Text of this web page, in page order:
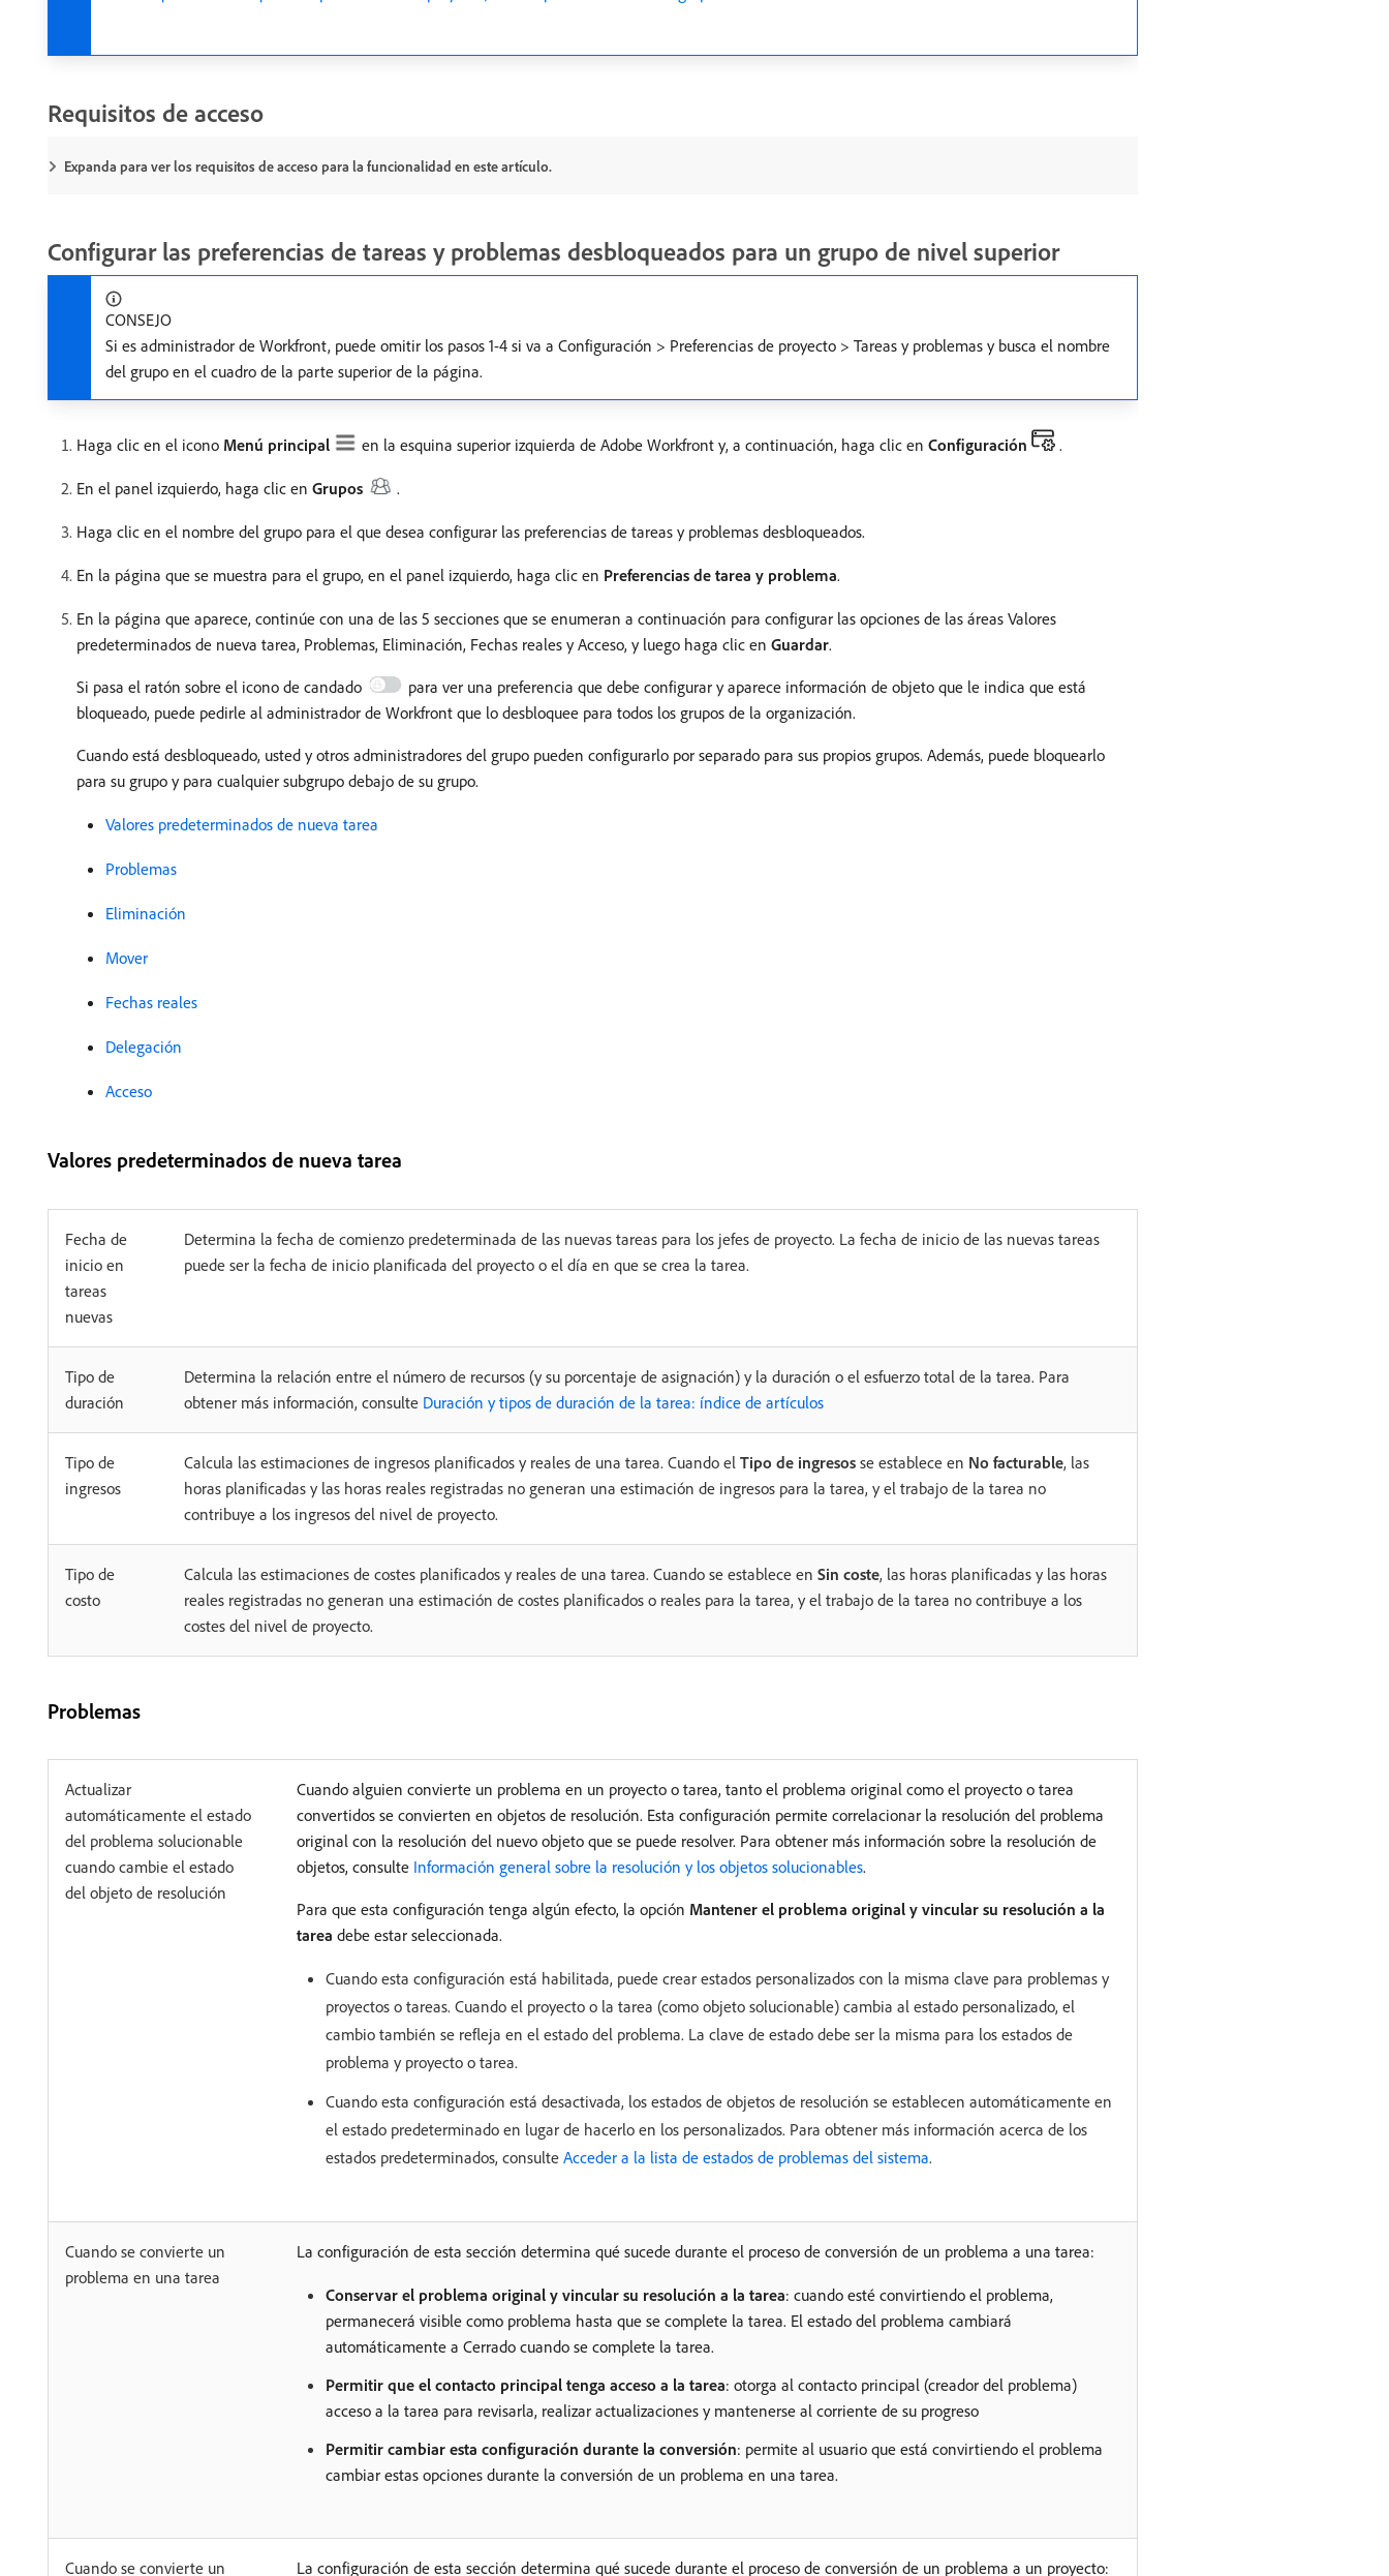
Requisitos de acceso
Expanda para ver los requisitos de acceso para la funcionalidad en este artículo.
Configurar las preferencias de tareas y problemas desbloqueados para un grupo de nivel superior
CONSEJO
Si es administrador de Workfront, puede omitir los pasos 1-4 si va a Configuración > Preferencias de proyecto > Tareas y problemas y busca el nombre
del grupo en el cuadro de la parte superior de la página.
Haga clic en el icono Menú principal en la esquina superior izquierda de Adobe Workfront y, a continuación, haga clic en Configuración .
En el panel izquierdo, haga clic en Grupos .
Haga clic en el nombre del grupo para el que desea configurar las preferencias de tareas y problemas desbloqueados.
En la página que se muestra para el grupo, en el panel izquierdo, haga clic en Preferencias de tarea y problema.
En la página que aparece, continúe con una de las 5 secciones que se enumeran a continuación para configurar las opciones de las áreas Valores
predeterminados de nueva tarea, Problemas, Eliminación, Fechas reales y Acceso, y luego haga clic en Guardar.
Si pasa el ratón sobre el icono de candado
para ver una preferencia que debe configurar y aparece información de objeto que le indica que está
bloqueado, puede pedirle al administrador de Workfront que lo desbloquee para todos los grupos de la organización.
Cuando está desbloqueado, usted y otros administradores del grupo pueden configurarlo por separado para sus propios grupos. Además, puede bloquearlo
para su grupo y para cualquier subgrupo debajo de su grupo.
Valores predeterminados de nueva tarea
Problemas
Eliminación
Mover
Fechas reales
Delegación
Acceso
Valores predeterminados de nueva tarea
Fecha de
inicio en
tareas
nuevas
Determina la fecha de comienzo predeterminada de las nuevas tareas para los jefes de proyecto. La fecha de inicio de las nuevas tareas
puede ser la fecha de inicio planificada del proyecto o el día en que se crea la tarea.
Tipo de
duración
Determina la relación entre el número de recursos (y su porcentaje de asignación) y la duración o el esfuerzo total de la tarea. Para
obtener más información, consulte Duración y tipos de duración de la tarea: índice de artículos
Tipo de
ingresos
Calcula las estimaciones de ingresos planificados y reales de una tarea. Cuando el Tipo de ingresos se establece en No facturable, las
horas planificadas y las horas reales registradas no generan una estimación de ingresos para la tarea, y el trabajo de la tarea no
contribuye a los ingresos del nivel de proyecto.
Tipo de
costo
Calcula las estimaciones de costes planificados y reales de una tarea. Cuando se establece en Sin coste, las horas planificadas y las horas
reales registradas no generan una estimación de costes planificados o reales para la tarea, y el trabajo de la tarea no contribuye a los
costes del nivel de proyecto.
Problemas
Actualizar
automáticamente el estado
del problema solucionable
cuando cambie el estado
del objeto de resolución
Cuando alguien convierte un problema en un proyecto o tarea, tanto el problema original como el proyecto o tarea
convertidos se convierten en objetos de resolución. Esta configuración permite correlacionar la resolución del problema
original con la resolución del nuevo objeto que se puede resolver. Para obtener más información sobre la resolución de
objetos, consulte Información general sobre la resolución y los objetos solucionables.
Para que esta configuración tenga algún efecto, la opción Mantener el problema original y vincular su resolución a la
tarea debe estar seleccionada.
Cuando esta configuración está habilitada, puede crear estados personalizados con la misma clave para problemas y
proyectos o tareas. Cuando el proyecto o la tarea (como objeto solucionable) cambia al estado personalizado, el
cambio también se refleja en el estado del problema. La clave de estado debe ser la misma para los estados de
problema y proyecto o tarea.
Cuando esta configuración está desactivada, los estados de objetos de resolución se establecen automáticamente en
el estado predeterminado en lugar de hacerlo en los personalizados. Para obtener más información acerca de los
estados predeterminados, consulte Acceder a la lista de estados de problemas del sistema.
Cuando se convierte un
problema en una tarea
La configuración de esta sección determina qué sucede durante el proceso de conversión de un problema a una tarea:
Conservar el problema original y vincular su resolución a la tarea: cuando esté convirtiendo el problema,
permanecerá visible como problema hasta que se complete la tarea. El estado del problema cambiará
automáticamente a Cerrado cuando se complete la tarea.
Permitir que el contacto principal tenga acceso a la tarea: otorga al contacto principal (creador del problema)
acceso a la tarea para revisarla, realizar actualizaciones y mantenerse al corriente de su progreso
Permitir cambiar esta configuración durante la conversión: permite al usuario que está convirtiendo el problema
cambiar estas opciones durante la conversión de un problema en una tarea.
Cuando se convierte un La configuración de esta sección determina qué sucede durante el proceso de conversión de un problema a un proyecto: